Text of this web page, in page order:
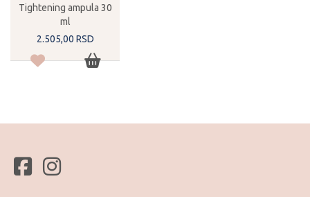
Tightening ampula 30
ml
2.505,00 RSD